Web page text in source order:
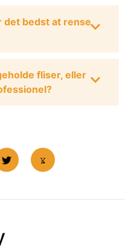
det bedst at rense
fliser, eller